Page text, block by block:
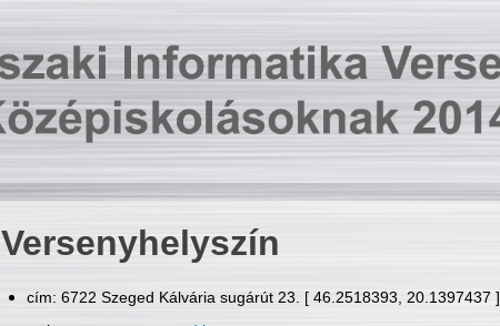
Versenyhelyszín
cím: 6722 Szeged Kálvária sugárút 23. [ 46.2518393, 20.1397437 ]